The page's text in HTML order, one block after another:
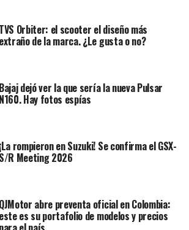
consiste este proyecto. La primera
fue en CRP, una compañía dedicada a la
diversos usos, así como de partes
equipos de competición. CRP ha dado
de los constructores de
rápido y materiales avanzados
coches más rápidos y técnicamente
Italia,es filial de CRP Group, uno de
el mundo con tecnologías de corte
TVS Orbiter: el scooter el diseño más
extraño de la marca. ¿Le gusta o no?
Bajaj dejó ver la que sería la nueva Pulsar
N160. Hay fotos espías
¡La rompieron en Suzuki! Se confirma el GSX-
S/R Meeting 2026
QJMotor abre preventa oficial en Colombia:
este es su portafolio de modelos y precios